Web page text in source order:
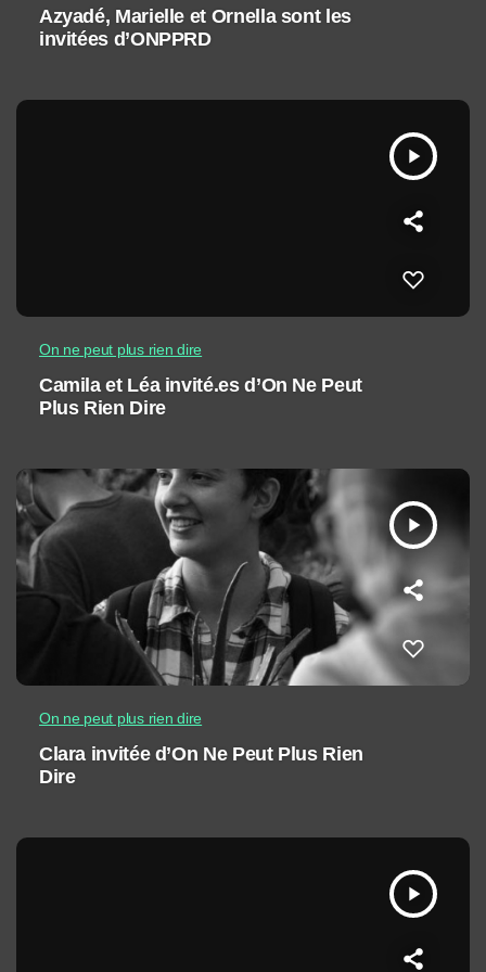
Azyadé, Marielle et Ornella sont les
invitées d’ONPPRD
play_arrow
On ne peut plus rien dire
Camila et Léa invité.es d’On Ne Peut
Plus Rien Dire
play_arrow
On ne peut plus rien dire
Clara invitée d’On Ne Peut Plus Rien
Dire
play_arrow